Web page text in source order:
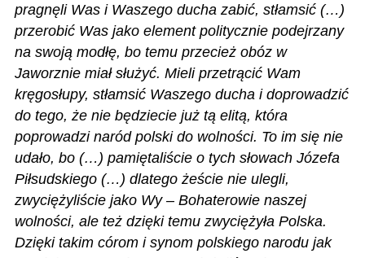
pragnęli Was i Waszego ducha zabić, stłamsić (…)
przerobić Was jako element politycznie podejrzany
na swoją modłę, bo temu przecież obóz w
Jaworznie miał służyć. Mieli przetrącić Wam
kręgosłupy, stłamsić Waszego ducha i doprowadzić
do tego, że nie będziecie już tą elitą, która
poprowadzi naród polski do wolności. To im się nie
udało, bo (…) pamiętaliście o tych słowach Józefa
Piłsudskiego (…) dlatego żeście nie ulegli,
zwyciężyliście jako Wy – Bohaterowie naszej
wolności, ale też dzięki temu zwyciężyła Polska.
Dzięki takim córom i synom polskiego narodu jak